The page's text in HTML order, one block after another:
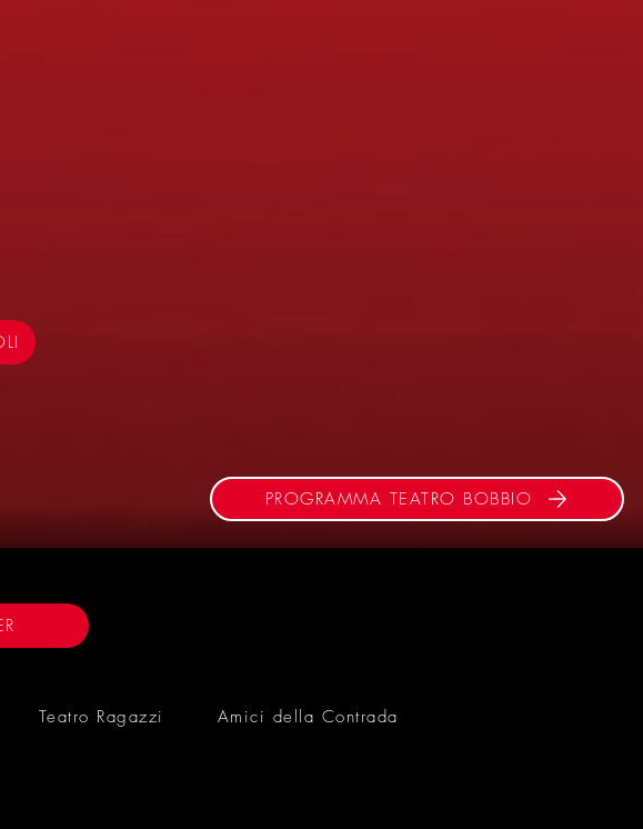
PROGRAMMA TEATRO BOBBIO
Teatro Ragazzi Amici della Contrada